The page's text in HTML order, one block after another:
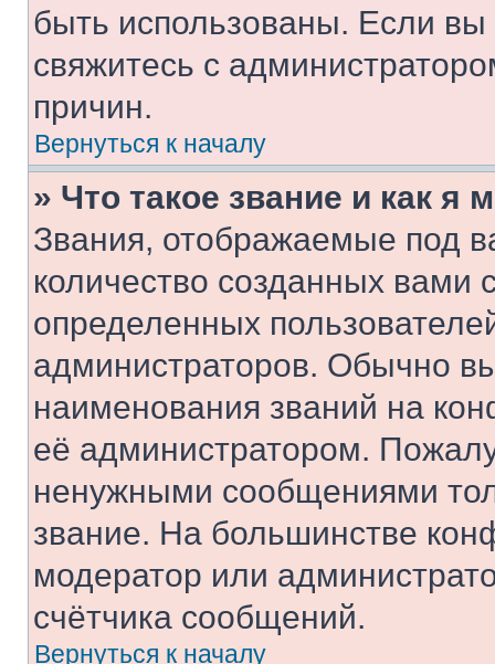
быть использованы. Если
свяжитесь с
причин.
Вернуться к началу
» Что такое звание и как я
Звания, отображаемые под
количество созданных
определенных
администраторов. Обычно
наименования званий на
её администратором.
ненужными сообщениями
звание. На большинстве
модератор или
счётчика сообщений.
Вернуться к началу